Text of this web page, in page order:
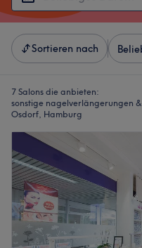
Sortieren nach
7 Salons die anbieten:
sonstige nagelverlängerungen
Osdorf, Hamburg